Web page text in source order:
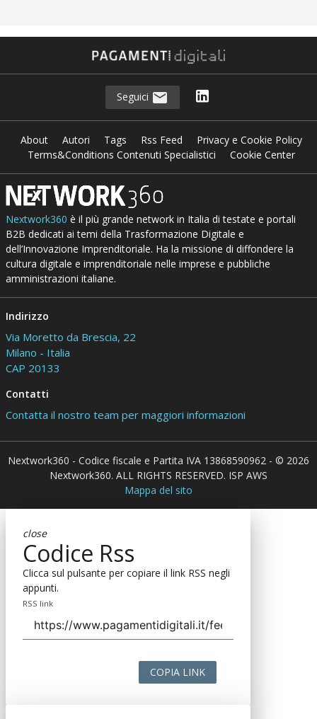
Seguici
About Autori Tags Rss Feed
Privacy e Cookie Policy
Terms&Conditions Contenuti Specialistici
Cookie Center
Nextwork360 è il più grande network in Italia di testate e portali
B2B dedicati ai temi della Trasformazione Digitale e
dell’Innovazione Imprenditoriale. Ha la missione di diffondere la
cultura digitale e imprenditoriale nelle imprese e pubbliche
amministrazioni italiane.
Indirizzo
Via Moretto da Brescia, 22
Milano - Italia
CAP 20133
Contatti
Contatta il nostro team per maggiori informazioni
Nextwork360 - Codice fiscale e Partita IVA 13868590962 - © 2026
Nextwork360. ALL RIGHTS RESERVED. ISP AWS
Mappa del sito
close
Codice Rss
Clicca sul pulsante per copiare il link RSS negli
appunti.
RSS link
COPIA LINK